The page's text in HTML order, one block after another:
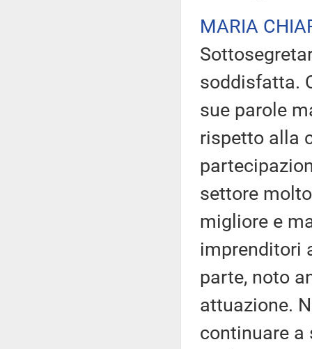
MARIA
soddisfatta.
sue parole
rispetto alla
settore
migliore e
imprenditori
parte, noto
attuazione.
continuare a